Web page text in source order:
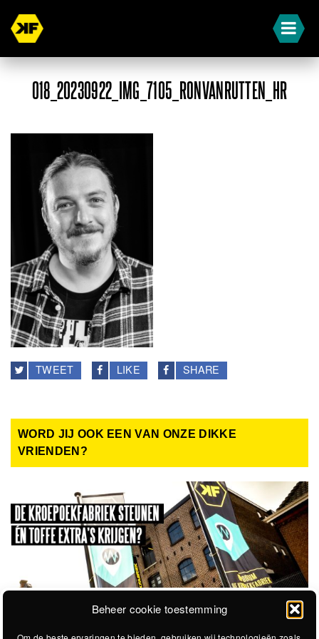
Beheer cookie toestemming
018_20230922_IMG_7105_RONVANRUTTEN_HR
TWEET LIKE SHARE
WORD JIJ OOK EEN VAN ONZE DIKKE
VRIENDEN?